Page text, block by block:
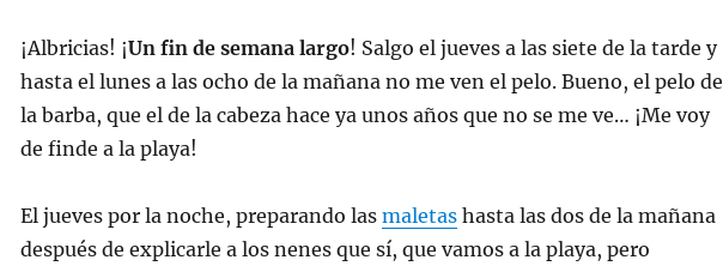
¡Albricias! ¡Un fin de semana largo! Salgo el jueves a las siete de la tarde y
hasta el lunes a las ocho de la mañana no me ven el pelo. Bueno, el pelo de
la barba, que el de la cabeza hace ya unos años que no se me ve… ¡Me voy
de finde a la playa!
El jueves por la noche, preparando las maletashasta las dos de la mañana
después de explicarle a los nenes que sí, que vamos a la playa, pero